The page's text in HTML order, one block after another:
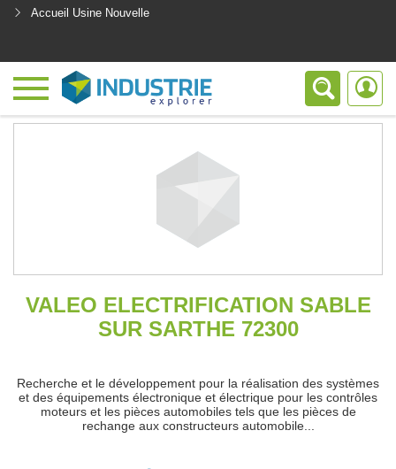
Accueil Usine Nouvelle
VALEO ELECTRIFICATION SABLE
SUR SARTHE 72300
Recherche et le développement pour la réalisation des systèmes
et des équipements électronique et électrique pour les contrôles
moteurs et les pièces automobiles tels que les pièces de
rechange aux constructeurs automobile...